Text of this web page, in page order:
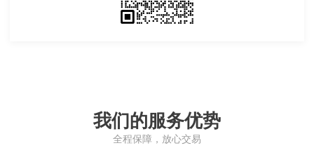
我们的服务优势
全程保障，放心交易